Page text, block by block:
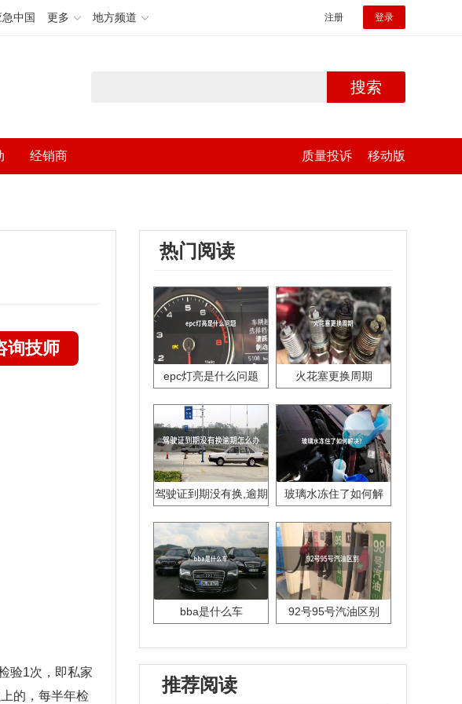
急中国 更多 地方频道 注册 登录
搜索
经销商 质量投诉 移动版
询技师
验1次，即私家
的，每半年检
热门阅读
epc灯亮是什么问题 火花塞更换周期
驾驶证到期没有换,逾期
玻璃水冻住了如何解
bba是什么车 92号95号汽油区别
推荐阅读